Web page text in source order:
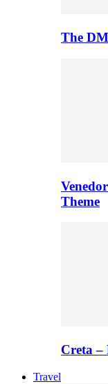
The
Theme
Creta –
Travel